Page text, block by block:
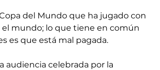
del Mundo que ha jugado con
mundo; lo que tiene en común
es que está mal pagada.
audiencia celebrada por la